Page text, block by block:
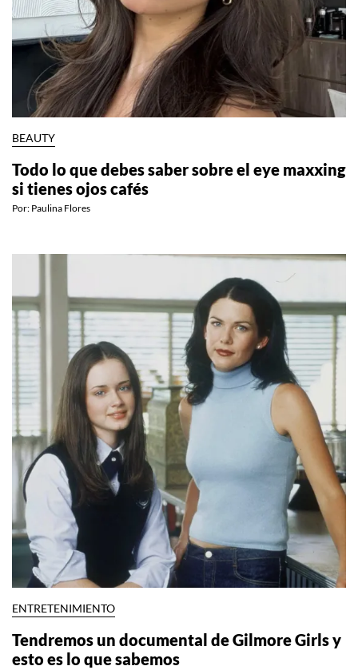
BEAUTY
Todo lo que debes saber sobre el eye maxxing
si tienes ojos cafés
Por: Paulina Flores
ENTRETENIMIENTO
Tendremos un documental de Gilmore Girls y
esto es lo que sabemos